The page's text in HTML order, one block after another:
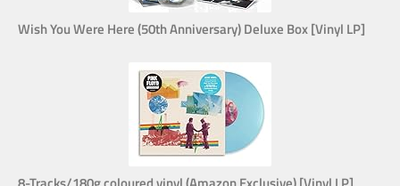
Wish You Were Here (50th Anniversary) Deluxe Box [Vinyl LP]